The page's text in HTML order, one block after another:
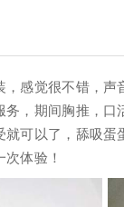
感觉很不错，
务，期间胸推，
就可以了，舔吸
体验！